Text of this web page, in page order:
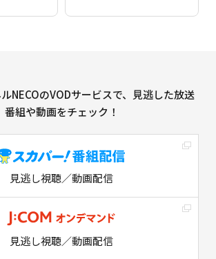
NECOのVODサービスで、見逃した放送
番組や動画をチェック！
見逃し視聴／動画配信
見逃し視聴／動画配信